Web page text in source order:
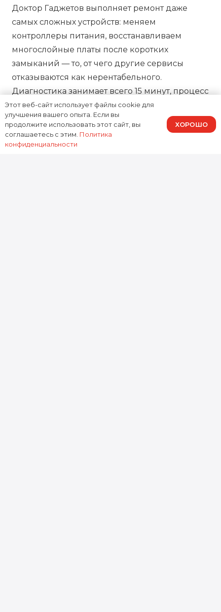
Доктор Гаджетов выполняет ремонт даже
самых сложных устройств: меняем
контроллеры питания, восстанавливаем
многослойные платы после коротких
замыканий — то, от чего другие сервисы
отказываются как нерентабельного.
Диагностика занимает всего 15 минут, процесс
ремонта можно отслеживать онлайн, а на все
работы предоставляем зафиксированную в
договоре гарантию, подтверждая нашу
ответственность за результат.
Этот веб-сайт использует файлы cookie для
улучшения вашего опыта. Если вы
продолжите использовать этот сайт, вы
соглашаетесь с этим. Политика
конфиденциальности
ХОРОШО